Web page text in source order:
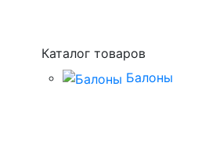
Каталог товаров
Балоны